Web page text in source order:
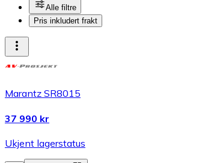
Alle filtre
Pris inkludert frakt
Marantz SR8015
37 990 kr
Ukjent lagerstatus